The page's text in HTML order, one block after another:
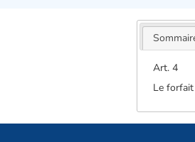
Art. 4
Le